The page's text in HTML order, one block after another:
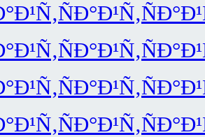
ÑÐ°Ð¹Ñ‚
ÑÐ°Ð¹Ñ‚
ÑÐ°Ð¹Ñ‚
ÑÐ°Ð¹Ñ‚